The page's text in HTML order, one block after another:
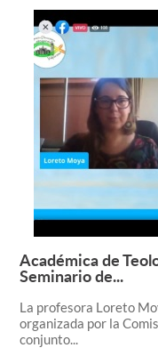
Académica de
Seminario de...
La profesora Loreto
organizada por la
conjunto...